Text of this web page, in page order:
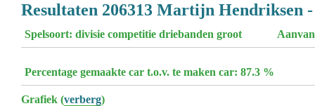
Resultaten 206313 Martijn Hendriksen -
Spelsoort: divisie competitie driebanden groot
Percentage gemaakte car t.o.v. te maken car: 87.3 %
Grafiek (verberg)